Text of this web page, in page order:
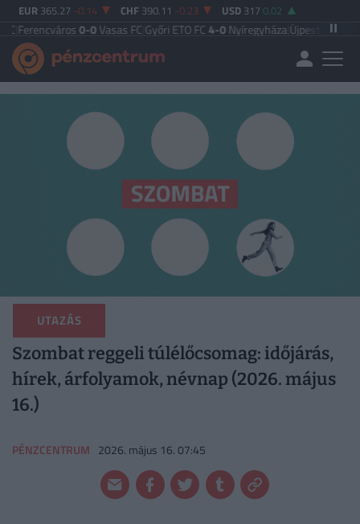
EUR 365.27 -0.14 CHF 390.11 -0.23 USD 317 0.02
0-0Vasas FC|Győri ETO FC4-0Nyíregyháza|Újpest FC4-2Debreceni
UTAZÁS
Szombat reggeli túlélőcsomag: időjárás,
hírek, árfolyamok, névnap (2026. május
16.)
PÉNZCENTRUM 2026. május 16. 07:45